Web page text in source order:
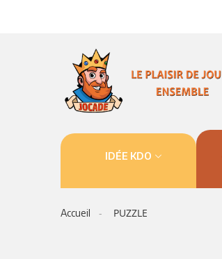
IDÉE KDO
Accueil PUZZLE